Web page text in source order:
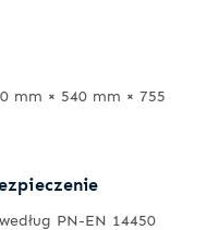
mm × 540 mm × 755
PN-EN 14450